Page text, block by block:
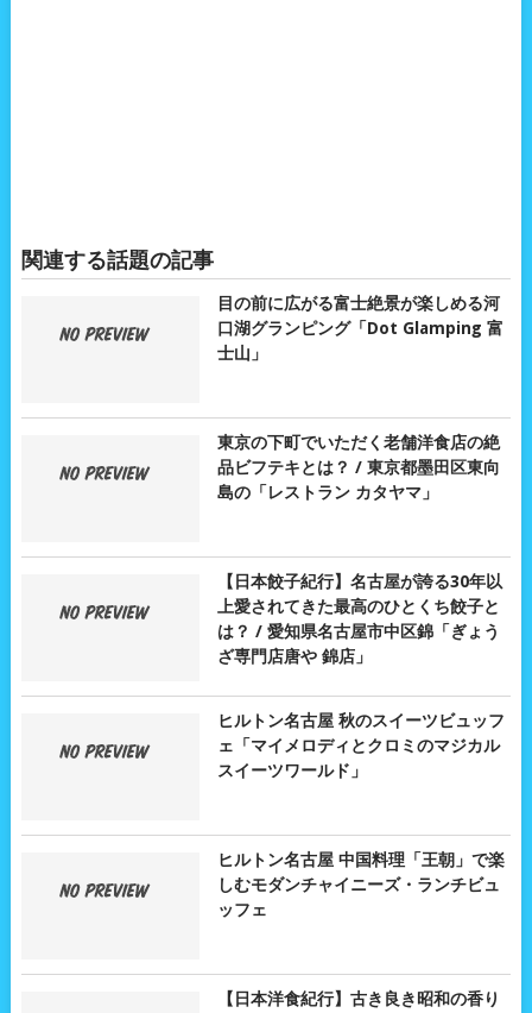
関連する話題の記事
目の前に広がる富士絶景が楽しめる河
口湖グランピング「Dot Glamping 富
士山」
東京の下町でいただく老舗洋食店の絶
品ビフテキとは？ / 東京都墨田区東向
島の「レストラン カタヤマ」
【日本餃子紀行】名古屋が誇る30年以
上愛されてきた最高のひとくち餃子と
は？ / 愛知県名古屋市中区錦「ぎょう
ざ専門店唐や 錦店」
ヒルトン名古屋 秋のスイーツビュッフ
ェ「マイメロディとクロミのマジカル
スイーツワールド」
ヒルトン名古屋 中国料理「王朝」で楽
しむモダンチャイニーズ・ランチビュ
ッフェ
【日本洋食紀行】古き良き昭和の香り